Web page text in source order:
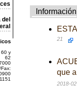
del
60 y
62
Información
21
que
2018-